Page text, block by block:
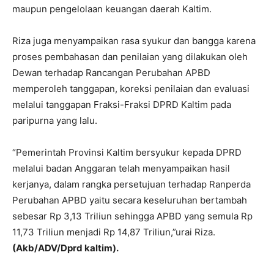
maupun pengelolaan keuangan daerah Kaltim.
Riza juga menyampaikan rasa syukur dan bangga karena
proses pembahasan dan penilaian yang dilakukan oleh
Dewan terhadap Rancangan Perubahan APBD
memperoleh tanggapan, koreksi penilaian dan evaluasi
melalui tanggapan Fraksi-Fraksi DPRD Kaltim pada
paripurna yang lalu.
“Pemerintah Provinsi Kaltim bersyukur kepada DPRD
melalui badan Anggaran telah menyampaikan hasil
kerjanya, dalam rangka persetujuan terhadap Ranperda
Perubahan APBD yaitu secara keseluruhan bertambah
sebesar Rp 3,13 Triliun sehingga APBD yang semula Rp
11,73 Triliun menjadi Rp 14,87 Triliun,”urai Riza.
(Akb/ADV/Dprd kaltim).